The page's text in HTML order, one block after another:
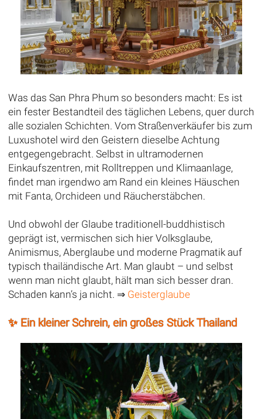
Was das San Phra Phum so besonders macht: Es ist
ein fester Bestandteil des täglichen Lebens, quer durch
alle sozialen Schichten. Vom Straßenverkäufer bis zum
Luxushotel wird den Geistern dieselbe Achtung
entgegengebracht. Selbst in ultramodernen
Einkaufszentren, mit Rolltreppen und Klimaanlage,
findet man irgendwo am Rand ein kleines Häuschen
mit Fanta, Orchideen und Räucherstäbchen.
Und obwohl der Glaube traditionell-buddhistisch
geprägt ist, vermischen sich hier Volksglaube,
Animismus, Aberglaube und moderne Pragmatik auf
typisch thailändische Art. Man glaubt – und selbst
wenn man nicht glaubt, hält man sich besser dran.
Schaden kann’s ja nicht. ⇒ Geisterglaube
✨ Ein kleiner Schrein, ein großes Stück Thailand